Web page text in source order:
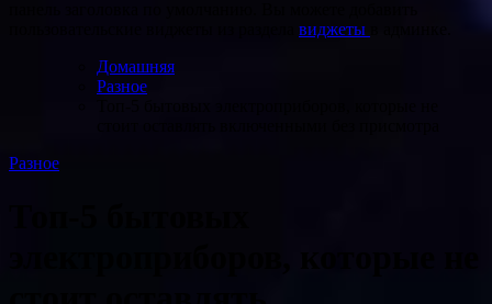
виджеты
Домашняя
Разное
Разное